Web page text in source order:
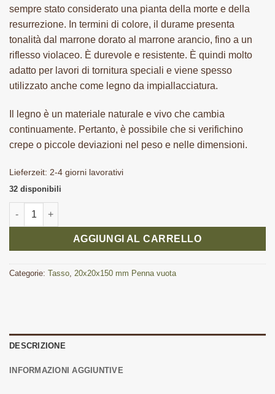
sempre stato considerato una pianta della morte e della
resurrezione. In termini di colore, il durame presenta
tonalità dal marrone dorato al marrone arancio, fino a un
riflesso violaceo. È durevole e resistente. È quindi molto
adatto per lavori di tornitura speciali e viene spesso
utilizzato anche come legno da impiallacciatura.
Il legno è un materiale naturale e vivo che cambia
continuamente. Pertanto, è possibile che si verifichino
crepe o piccole deviazioni nel peso e nelle dimensioni.
Lieferzeit: 2-4 giorni lavorativi
32 disponibili
Penna vuota di tasso di seconda scelta 20x20x150 mm quantità
AGGIUNGI AL CARRELLO
Categorie: Tasso 20x20x150 mm Penna vuota
DESCRIZIONE
INFORMAZIONI AGGIUNTIVE